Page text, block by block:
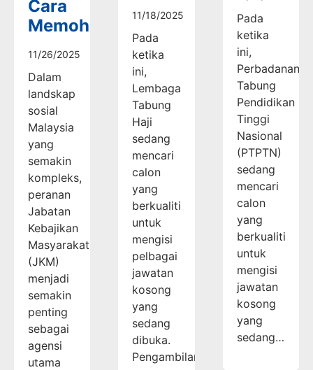
Cara
Memohon
11/26/2025
Dalam
landskap
sosial
Malaysia
yang
semakin
kompleks,
peranan
Jabatan
Kebajikan
Masyarakat
(JKM)
menjadi
semakin
penting
sebagai
agensi
utama
11/18/2025
Pada
ketika
ini,
Lembaga
Tabung
Haji
sedang
mencari
calon
yang
berkualiti
untuk
mengisi
pelbagai
jawatan
kosong
yang
sedang
dibuka.
Pengambilan…
Pada
ketika
ini,
Perbadanan
Tabung
Pendidikan
Tinggi
Nasional
(PTPTN)
sedang
mencari
calon
yang
berkualiti
untuk
mengisi
jawatan
kosong
yang
sedang…